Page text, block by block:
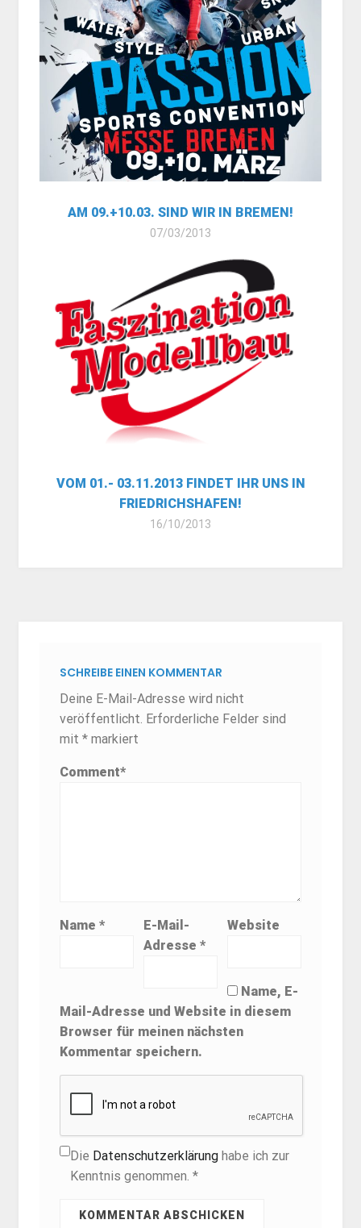
AM 09.+10.03. SIND WIR IN BREMEN!
07/03/2013
VOM 01.- 03.11.2013 FINDET IHR UNS IN
FRIEDRICHSHAFEN!
16/10/2013
SCHREIBE EINEN KOMMENTAR
Deine E-Mail-Adresse wird nicht
veröffentlicht. Erforderliche Felder sind
mit* markiert
Comment*
Name*
E-Mail-
Adresse *
Website
Name, E-
Mail-Adresse und Website in diesem
Browser für meinen nächsten
Kommentar speichern.
Die Datenschutzerklärung habe ich zur
Kenntnis genommen. *